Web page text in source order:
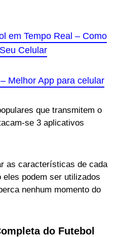
em Tempo Real – Como
Celular
Melhor App para celular
que transmitem o
se 3 aplicativos
as características de cada
podem ser utilizados
nenhum momento do
do Futebol